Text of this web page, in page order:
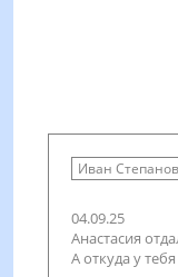
Иван
04.09.25
Анастасия
А откуда у